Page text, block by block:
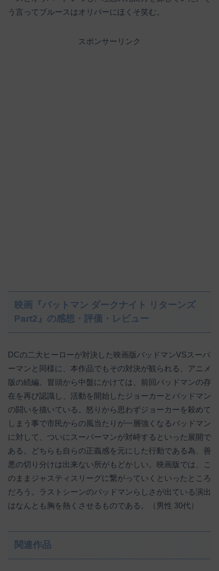
う言ってブルースはオリバーにほくそ笑む。
スポンサーリンク
映画『バットマン ダークナイト リターンズ
Part2』の感想・評価・レビュー
DCの二大ヒーローが対決した映画版バッドマンVSスーパ
ーマンと同様に、本作品でもその対決が観られる、アニメ
版の続編。冒頭から中盤にかけては、前回バッドマンの存
在を再び認識し、活動を開始したジョーカーとバッドマン
の闘いを描いている。怒りから思わずジョーカーを殺めて
しまう事で市民からの風当たりが一層強くなるバッドマン
に対して、ついにスーパーマンが対峙するといった展開で
ある。どちらも自らの正義感を元にした行動である為、善
悪の切り分けは出来ない所がもどかしい。映画版では、こ
のままジャスティスリーグに繋がっていくといったところ
だろう。ラストシーンのバッドマンらしさが出ている演出
はなんとも胸を熱くさせるものである。（男性 30代）
関連作品